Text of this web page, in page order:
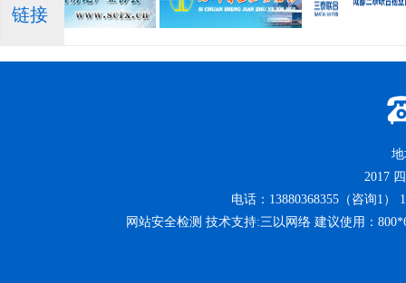
链接
2017
电话：13880368355（咨询1）
网站安全检测 技术支持:三以网络 建议使用：